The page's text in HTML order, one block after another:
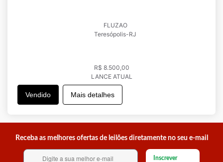
FLUZAO
Teresópolis-RJ
R$ 8.500,00
LANCE ATUAL
Vendido Mais detalhes
Receba as melhores ofertas de leilões diretamente no seu e-mail
Inscrever